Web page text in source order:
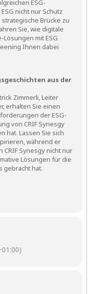
ESG-
nicht nur Schutz
Brücke zu
Sie, wie digitale
Lösungen mit ESG
Ihnen dabei
aus der
Zimmerli, Leiter
erhalten Sie einen
der ESG-
von CRIF Synesgy
hat. Lassen Sie sich
während er
Synesgy nicht nur
Lösungen für die
gebracht hat.